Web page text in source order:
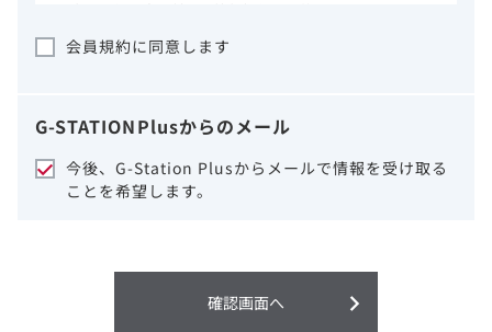
事項をご熟読いただき、同意された場合のみご利用くだ
ギリアドは、本サイトのコンテンツについて
細心の注意を払い、正確かつ最新の情報を提
供するように努力をしておりますが、正確
性、確実性、妥当性、有用性、ご利用になら
利用することまたは利用できなかったことよ
り生じる損害については一切の責任を負いか
会員規約に同意します
G-STATIONPlusからのメール
今後、G-Station Plusからメールで情報を受け取る
ことを希望します。
確認画面へ